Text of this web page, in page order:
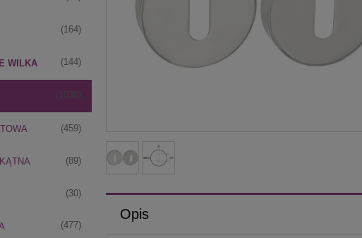
(164)
WILKA (144)
(1036)
(459)
(89)
(30)
(477)
Opis